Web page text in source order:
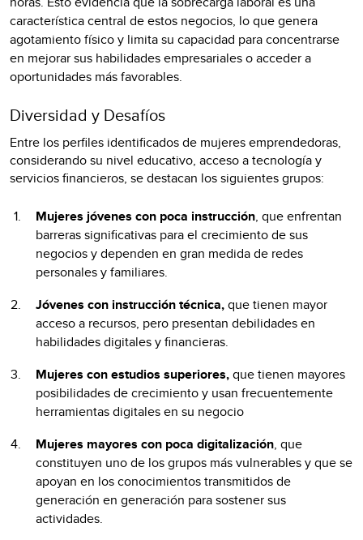
característica central de estos negocios, lo que genera
agotamiento físico y limita su capacidad para concentrarse
en mejorar sus habilidades empresariales o acceder a
oportunidades más favorables.
Diversidad y Desafíos
Entre los perfiles identificados de mujeres emprendedoras,
considerando su nivel educativo, acceso a tecnología y
servicios financieros, se destacan los siguientes grupos:
Mujeres jóvenes con poca instrucción, que enfrentan
barreras significativas para el crecimiento de sus
negocios y dependen en gran medida de redes
personales y familiares.
Jóvenes con instrucción técnica,que tienen mayor
acceso a recursos, pero presentan debilidades en
habilidades digitales y financieras.
Mujeres con estudios superiores,que tienen mayores
posibilidades de crecimiento y usan frecuentemente
herramientas digitales en su negocio
Mujeres mayores con poca digitalización, que
constituyen uno de los grupos más vulnerables y que se
apoyan en los conocimientos transmitidos de
generación en generación para sostener sus
actividades.